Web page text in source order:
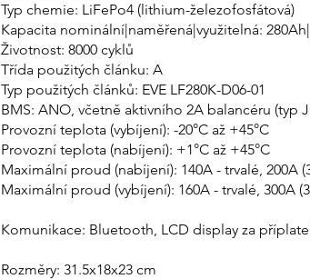
Typ chemie: LiFePo4 (lithium-železofosfátová)
Kapacita nominální|naměřená|využitelná:
Životnost: 8000 cyklů
Třída použitých článku: A​
Typ použitých článků: EVE LF280K-D06-01
BMS: ANO, včetně aktivního 2A balancéru (typ
Provozní teplota (vybíjení): -20°C až +45°C
Provozní teplota (nabíjení): +1°C až +45°C
Maximální proud (nabíjení): 140A - trvalé, 200A
Maximální proud (vybíjení): 160A - trvalé, 300A
Komunikace: Bluetooth, LCD display za
Rozměry: 31.5x18x23 cm